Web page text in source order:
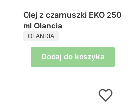
Olej z czarnuszki EKO 250
ml Olandia
PRODUCENT
OLANDIA
Dodaj do koszyka